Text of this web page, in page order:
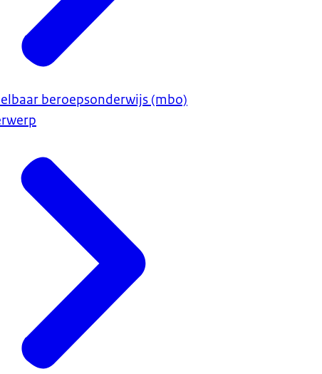
beroepsonderwijs (mbo)